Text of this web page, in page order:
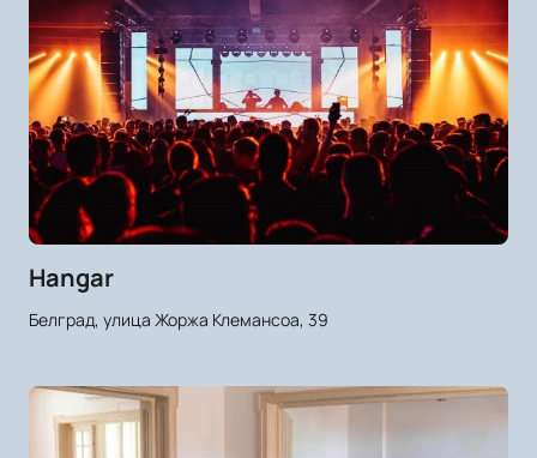
Hangar
Белград, улица Жоржа Клемансоа, 39